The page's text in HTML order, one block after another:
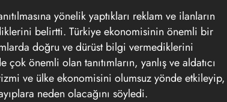
yönelik yaptıkları reklam ve ilanların
belirtti. Türkiye ekonomisinin önemli bir
doğru ve dürüst bilgi vermediklerini
önemli olan tanıtımların, yanlış ve aldatıcı
ve ülke ekonomisini olumsuz yönde etkileyip,
neden olacağını söyledi.